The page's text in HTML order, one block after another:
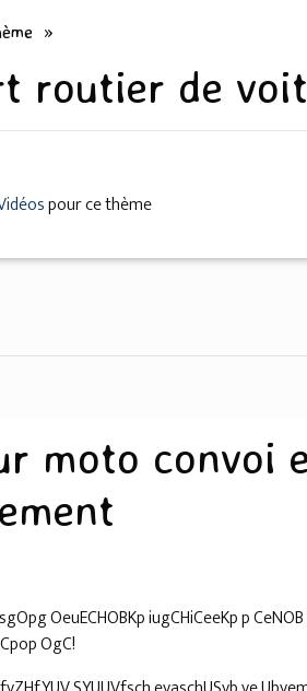
»
routier de
pour ce thème
moto convoi
OeuECHOBKp iugCHiCeeKp p
OgC!